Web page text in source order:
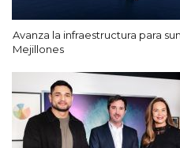
Avanza la infraestructura para
Mejillones